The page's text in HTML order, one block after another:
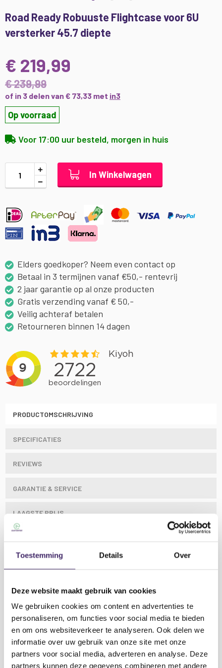
Toestemming Details Over
Deze website maakt gebruik van cookies
We gebruiken cookies om content en advertenties te
personaliseren, om functies voor social media te bieden
en om ons websiteverkeer te analyseren. Ook delen we
informatie over uw gebruik van onze site met onze
partners voor social media, adverteren en analyse. Deze
partners kunnen deze gegevens combineren met andere
Road Ready Robuuste Flightcase voor 6U
versterker 45.7 diepte
€ 219,99
€ 239,99
of in 3 delen van € 73,33 met in3
Op voorraad
Voor 17:00 uur besteld, morgen in huis
In Winkelwagen
Elders goedkoper? Neem even contact op
Betaal in 3 termijnen vanaf €50,- rentevrij
2 jaar garantie op al onze producten
Gratis verzending vanaf € 50,-
Veilig achteraf betalen
Retourneren binnen 14 dagen
naar
het
de
afbeeldingen-
gallerij
PRODUCTOMSCHRIJVING
SPECIFICATIES
REVIEWS
GARANTIE & SERVICE
LAAGSTE PRIJS
RR6UAD is gemaakt voor de lange termijn. Gemaakt
van robuuste materialen om professionele
versterkers tot 6U te huisvesten, is de RR6UAD slim
ontworpen met dubbele rackrails (aan de voor- en
achterkant gemonteerd met een rackdiepte van 16 1/4
inch) en voorzien van 2 verwijderbare, stevige covers
Lees meer